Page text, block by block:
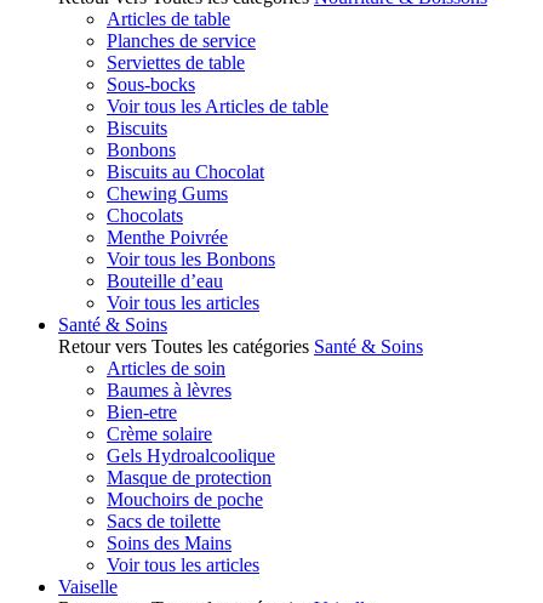
Articles de table
Planches de service
Serviettes de table
Sous-bocks
Voir tous les Articles de table
Biscuits
Bonbons
Biscuits au Chocolat
Chewing Gums
Chocolats
Menthe Poivrée
Voir tous les Bonbons
Bouteille d’eau
Voir tous les articles
Santé & Soins
Retour vers Toutes les catégories Santé & Soins
Articles de soin
Baumes à lèvres
Bien-etre
Crème solaire
Gels Hydroalcoolique
Masque de protection
Mouchoirs de poche
Sacs de toilette
Soins des Mains
Voir tous les articles
Vaiselle